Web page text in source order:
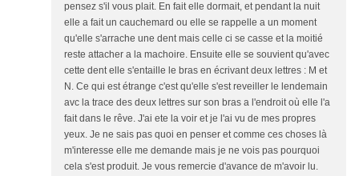
pensez s'il vous plait. En fait elle dormait, et pendant la nuit
elle a fait un cauchemard ou elle se rappelle a un moment
qu'elle s'arrache une dent mais celle ci se casse et la moitié
reste attacher a la machoire. Ensuite elle se souvient qu'avec
cette dent elle s'entaille le bras en écrivant deux lettres : M et
N. Ce qui est étrange c'est qu'elle s'est reveiller le lendemain
avc la trace des deux lettres sur son bras a l'endroit où elle l'a
fait dans le rêve. J'ai ete la voir et je l'ai vu de mes propres
yeux. Je ne sais pas quoi en penser et comme ces choses là
m'interesse elle me demande mais je ne vois pas pourquoi
cela s'est produit. Je vous remercie d'avance de m'avoir lu.